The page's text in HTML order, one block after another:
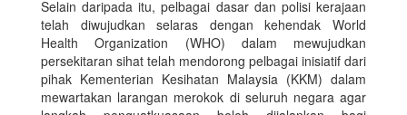
Selain daripada itu, pelbagai dasar dan polisi kerajaan
telah diwujudkan selaras dengan kehendak World
Health Organization (WHO) dalam mewujudkan
persekitaran sihat telah mendorong pelbagai inisiatif dari
pihak Kementerian Kesihatan Malaysia (KKM) dalam
mewartakan larangan merokok di seluruh negara agar